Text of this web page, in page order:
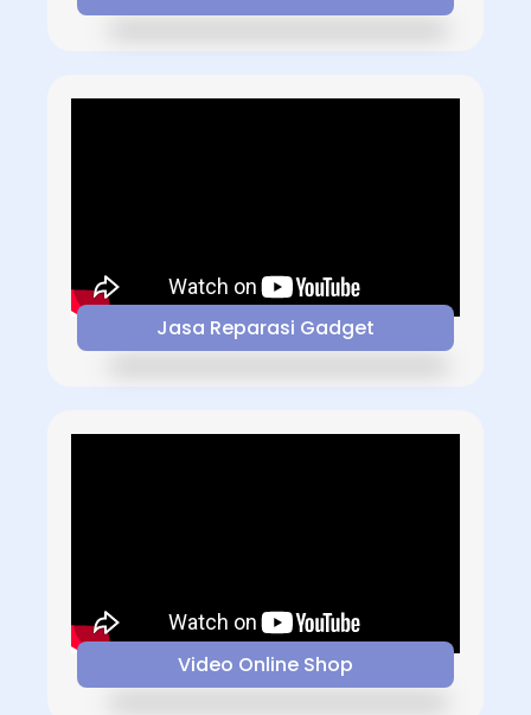
Jasa Reparasi Gadget
Video Online Shop